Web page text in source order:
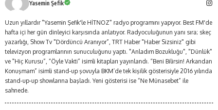
Yasemin Şefik
Uzun yıllardır "Yasemin Şefik'le HİTNOZ" radyo programını yapıyor. Best FM'de
hafta içi her gün dinleyici karşısında anlatıyor. Radyoculuğunun yanı sıra; skeç
yazarlığı, Show Tv "Dördüncü Aranıyor”, TRT Haber "Haber Sizsiniz" gibi
televizyon programlarının sunuculuğunu yaptı. "Anladım Bozukluğu", "Dünlük"
ve "Hiç Kurusu”, “Öyle Vakti” isimli kitapları yayınlandı. “Beni Bilirsin! Arkandan
Konuşmam” isimli stand-up şovuyla BKM’de tek kişilik gösterisiyle 2016 yılında
stand-up-up showlarına başladı. Yeni gösterisi ise “Ne Münasebet” ile
sahnede.